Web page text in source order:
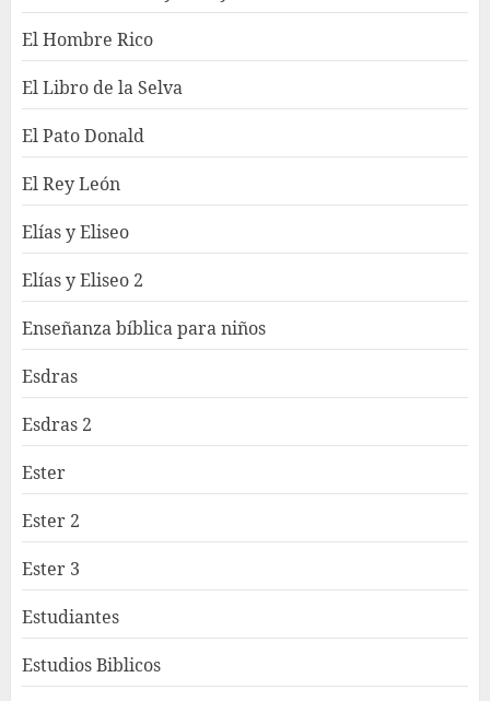
El Hombre Rico
El Libro de la Selva
El Pato Donald
El Rey León
Elías y Eliseo
Elías y Eliseo 2
Enseñanza bíblica para niños
Esdras
Esdras 2
Ester
Ester 2
Ester 3
Estudiantes
Estudios Biblicos